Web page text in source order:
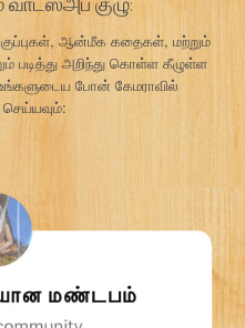
ஆன்மீக கதைகள், மற்றும்
படித்து அறிந்து கொள்ள கீழுள்ள
போன் கேமராவில்